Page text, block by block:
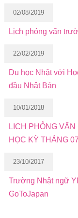
02/08/2019
Lịch phỏng vấn
22/02/2019
Du học Nhật với
đầu Nhật Bản
10/01/2018
LỊCH PHỎNG
HỌC KỲ THÁNG
23/10/2017
Trường Nhật ngữ
GoToJapan